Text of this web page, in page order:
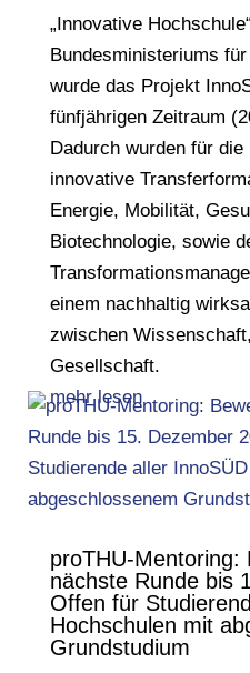
„Innovative
Bundesministeriums
wurde das Projekt
fünfjährigen Zeitraum
Dadurch wurden für
innovative
Energie, Mobilität,
Biotechnologie, sowie
einem nachhaltig
zwischen
Gesellschaft.
mehr lesen
proTHU-Mentoring:
nächste Runde bis
Offen für
Hochschulen mit
Grundstudium